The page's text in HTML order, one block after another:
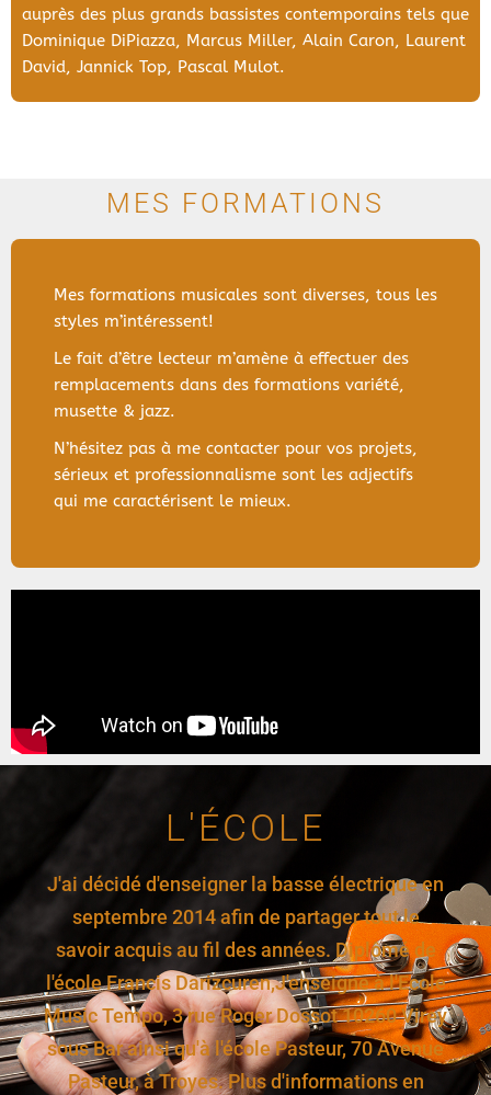
auprès des plus grands bassistes contemporains tels que
Dominique DiPiazza, Marcus Miller, Alain Caron, Laurent
David, Jannick Top, Pascal Mulot.
MES FORMATIONS
Mes formations musicales sont diverses, tous les
styles m’intéressent!
Le fait d’être lecteur m’amène à effectuer des
remplacements dans des formations variété,
musette & jazz.
N’hésitez pas à me contacter pour vos projets,
sérieux et professionnalisme sont les adjectifs
qui me caractérisent le mieux.
L'ÉCOLE
J'ai décidé d'enseigner la basse électrique en
septembre 2014 afin de partager tout le
savoir acquis au fil des années. Diplômé de
l'école Francis Darizcuren, ​J'enseigne à l'Ecole
Music Tempo, 3 rue Roger Dossot 10260 Virey
sous Bar ainsi qu'à l'école Pasteur, 70 Avenue
Pasteur, à Troyes. Plus d'informations en